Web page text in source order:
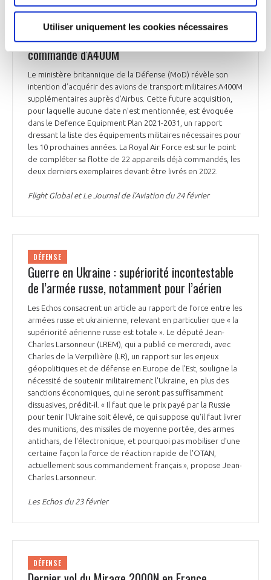
Utiliser uniquement les cookies nécessaires
DÉFENSE
Le Royaume-Uni entend passer une nouvelle
commande d'A400M
Le ministère britannique de la Défense (MoD) révèle son
intention d’acquérir des avions de transport militaires A400M
supplémentaires auprès d’Airbus. Cette future acquisition,
pour laquelle aucune date n’est mentionnée, est évoquée
dans le Defence Equipment Plan 2021-2031, un rapport
dressant la liste des équipements militaires nécessaires pour
les 10 prochaines années. La Royal Air Force est sur le point
de compléter sa flotte de 22 appareils déjà commandés, les
deux derniers exemplaires devant être livrés en 2022.
Flight Global et Le Journal de l’Aviation du 24 février
DÉFENSE
Guerre en Ukraine : supériorité incontestable
de l’armée russe, notamment pour l’aérien
Les Echos consacrent un article au rapport de force entre les
armées russe et ukrainienne, relevant en particulier que « la
supériorité aérienne russe est totale ». Le député Jean-
Charles Larsonneur (LREM), qui a publié ce mercredi, avec
Charles de la Verpillière (LR), un rapport sur les enjeux
géopolitiques et de défense en Europe de l'Est, souligne la
nécessité de soutenir militairement l'Ukraine, en plus des
sanctions économiques, qui ne seront pas suffisamment
dissuasives, prédit-il. « Il faut que le prix payé par la Russie
pour tenir l'Ukraine soit élevé, ce qui suppose qu'il faut livrer
des munitions, des missiles de moyenne portée, des armes
antichars, de l'électronique, et pourquoi pas mobiliser d'une
certaine façon la force de réaction rapide de l'OTAN,
actuellement sous commandement français », propose Jean-
Charles Larsonneur.
Les Echos du 23 février
DÉFENSE